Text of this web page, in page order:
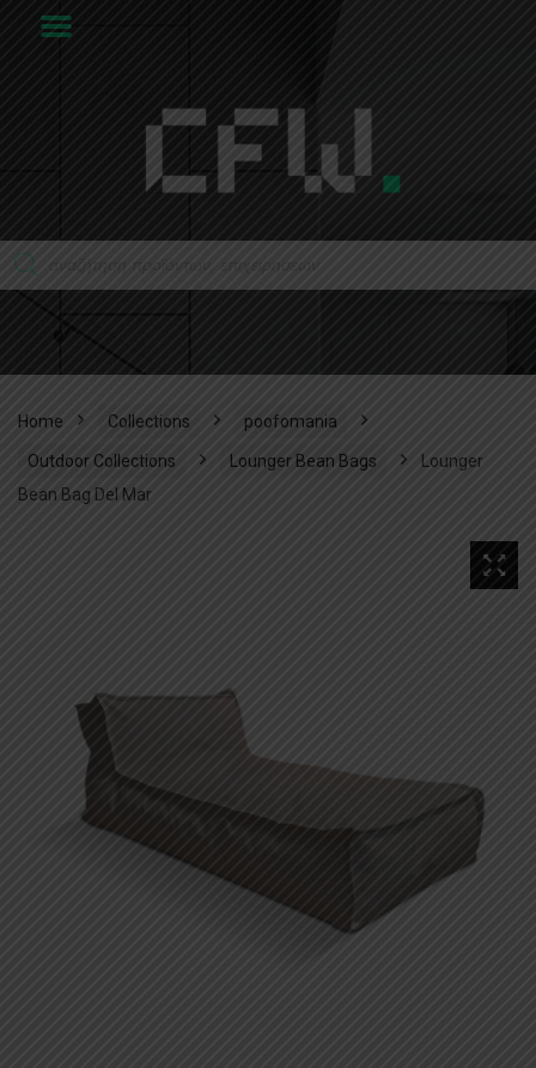
Home Collections poofomania
Outdoor Collections Lounger Bean Bags
Lounger
Bean Bag Del Mar